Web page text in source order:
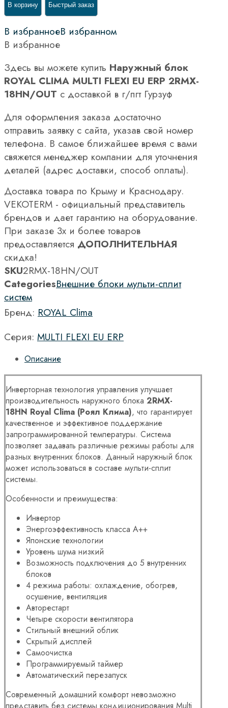
В корзину Быстрый заказ
В избранноеВ избранном
В избранное
Здесь вы можете купить Наружный блок
ROYAL CLIMA MULTI FLEXI EU ERP 2RMX-
18HN/OUT с доставкой в г/пгт Гурзуф
Для оформления заказа достаточно
отправить заявку с сайта, указав свой номер
телефона. В самое ближайшее время с вами
свяжется менеджер компании для уточнения
деталей (адрес доставки, способ оплаты).
Доставка товара по Крыму и Краснодару.
VEKOTERM - официальный представитель
брендов и дает гарантию на оборудование.
При заказе 3х и более товаров
предоставляется ДОПОЛНИТЕЛЬНАЯ
скидка!
SKU2RMX-18HN/OUT
CategoriesВнешние блоки мульти-сплит
систем
Бренд: ROYAL Clima
Серия: MULTI FLEXI EU ERP
Описание
Инверторная технология управления улучшает
производительность наружного блока 2RMX-
18HN Royal Clima (Роял Клима), что гарантирует
качественное и эффективное поддержание
запрограммированной температуры. Система
позволяет задавать различные режимы работы для
разных внутренних блоков. Данный наружный блок
может использоваться в составе мульти-сплит
системы.
Особенности и преимущества:
Инвертор
Энергоэффективность класса А++
Японские технологии
Уровень шума низкий
Возможность подключения до 5 внутренних
блоков
4 режима работы: охлаждение, обогрев,
осушение, вентиляция
Авторестарт
Четыре скорости вентилятора
Стильный внешний облик
Скрытый дисплей
Самоочистка
Программируемый таймер
Автоматический перезапуск
Современный домашний комфорт невозможно
представить без системы кондиционирования Multi